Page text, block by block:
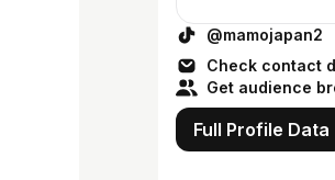
@mamojapan2
Check contact
Get audience
Full Profile Data